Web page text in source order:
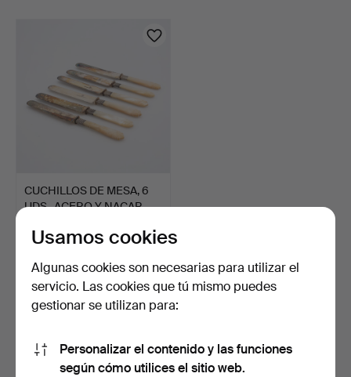
CUCHILLOS DE MESA, 6
UDS., ACERO Y NACAR, …
Estimación
subastas concluidas.
Usamos cookies
Algunas cookies son necesarias para utilizar el
servicio. Las cookies que tú mismo puedes
gestionar se utilizan para:
Personalizar el contenido y las funciones
según cómo utilices el sitio web.